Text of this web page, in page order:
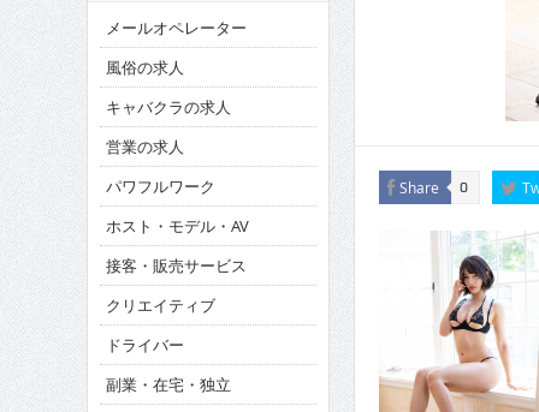
Share 0
メールオペレーター
風俗の求人
キャバクラの求人
営業の求人
パワフルワーク
ホスト・モデル・AV
接客・販売サービス
クリエイティブ
ドライバー
副業・在宅・独立